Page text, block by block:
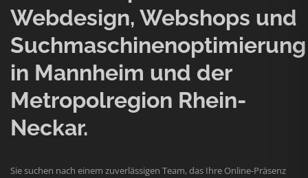
Webdesign, Webshops und
Suchmaschinenoptimierung
in Mannheim und der
Metropolregion Rhein-
Neckar.
Sie suchen nach einem zuverlässigen Team, das Ihre Online-Präsenz